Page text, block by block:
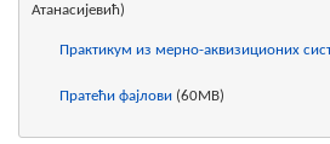
Атанасијевић)
Практикум из мерно-аквизиционих
Пратећи фајлови (60MB)